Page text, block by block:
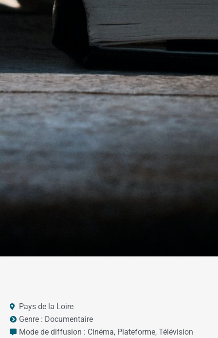
Pays de la Loire
Genre : Documentaire
Mode de diffusion : Cinéma, Plateforme, Télévision